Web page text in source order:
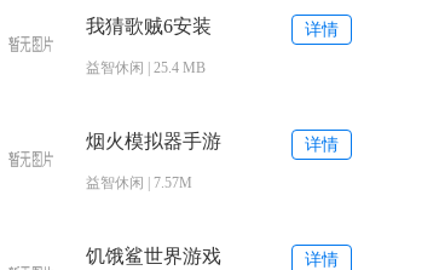
我猜歌贼6安装
益智休闲 | 25.4 MB
详情
烟火模拟器手游
益智休闲 | 7.57M
详情
饥饿鲨世界游戏
详情